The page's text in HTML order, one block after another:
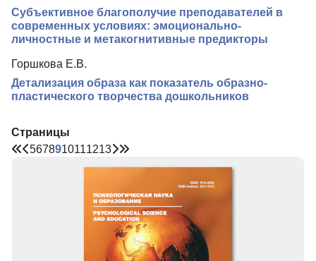
Субъективное благополучие преподавателей в
современных условиях: эмоционально-
личностные и метакогнитивные предикторы
Горшкова Е.В.
Детализация образа как показатель образно-
пластического творчества дошкольников
Страницы
5678910111213